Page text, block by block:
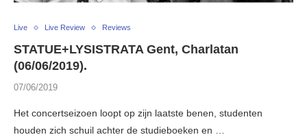
Live Live Review Reviews
STATUE+LYSISTRATA Gent, Charlatan
(06/06/2019).
07/06/2019
Het concertseizoen loopt op zijn laatste benen, studenten
houden zich schuil achter de studieboeken en …